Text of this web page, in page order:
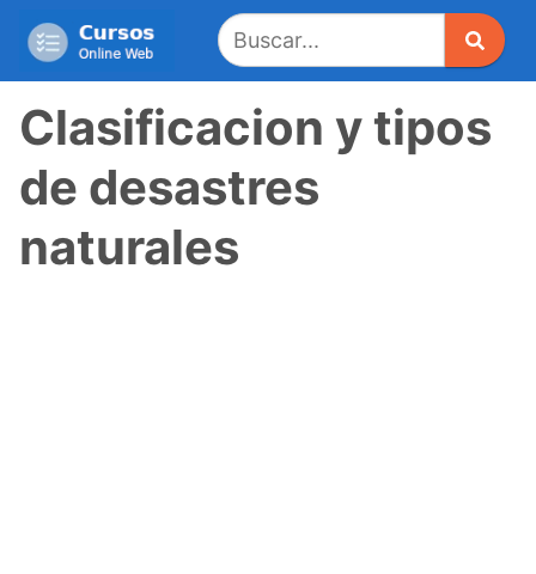
Clasificacion y tipos
de desastres
naturales